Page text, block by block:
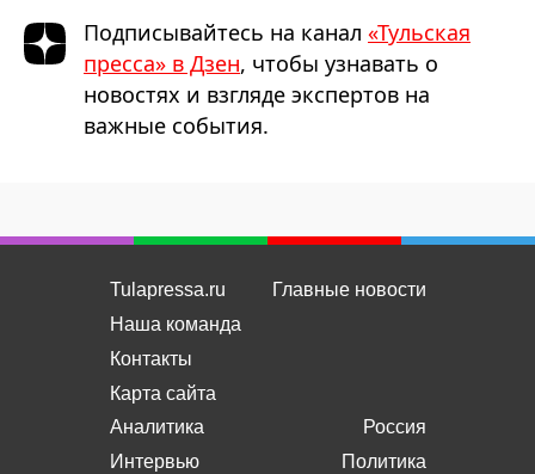
Подписывайтесь на канал «Тульская
пресса» в Дзен, чтобы узнавать о
новостях и взгляде экспертов на
важные события.
Tulapressa.ru
Наша команда
Контакты
Карта сайта
Главные новости
Аналитика
Интервью
Россия
Политика